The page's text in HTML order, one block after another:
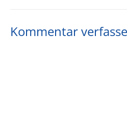
Kommentar